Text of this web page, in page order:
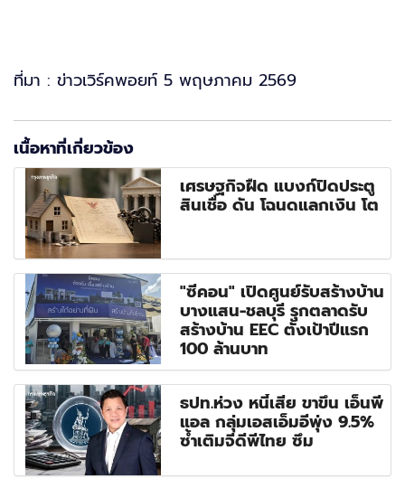
ที่มา : ข่าวเวิร์คพอยท์ 5 พฤษภาคม 2569
เนื้อหาที่เกี่ยวข้อง
เศรษฐกิจฝืด แบงก์ปิดประตู
สินเชื่อ ดัน โฉนดแลกเงิน โต
"ซีคอน" เปิดศูนย์รับสร้างบ้าน
บางแสน-ชลบุรี รุกตลาดรับ
สร้างบ้าน EEC ตั้งเป้าปีแรก
100 ล้านบาท
ธปท.ห่วง หนี้เสีย ขาขึ้น เอ็นพี
แอล กลุ่มเอสเอ็มอีพุ่ง 9.5%
ซ้ำเติมจีดีพีไทย ซึม